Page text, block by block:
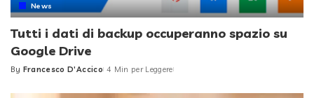
News
Tutti i dati di backup occuperanno spazio su
Google Drive
Posted
By Francesco D'Accico 4 Min per Leggere